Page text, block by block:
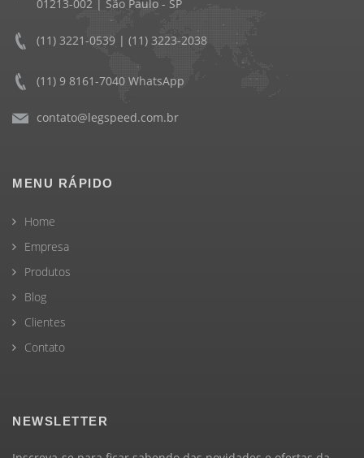
01213-002 | São Paulo - SP
(11) 3221-0539 | (11) 3223-2038
(11) 9 8161-7040 WhatsApp
contato@legspeed.com.br
MENU RÁPIDO
Home
Empresa
Produtos
Blog
Clientes
Contato
NEWSLETTER